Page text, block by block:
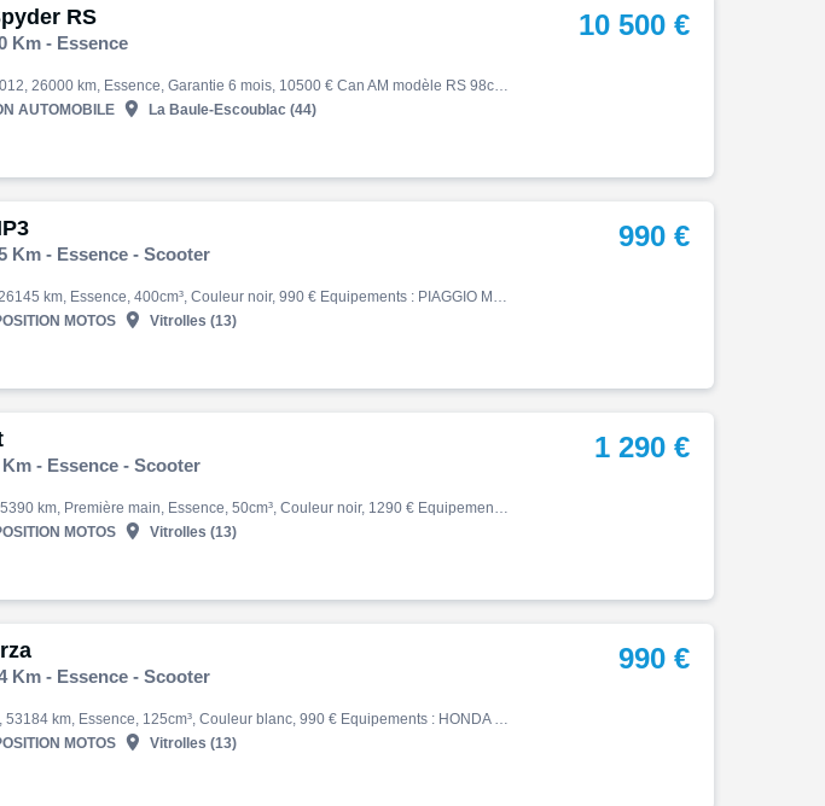
RS
Km - Essence
Spyder rs, 04/2012, 26000 km, Essence, Garantie 6 mois, 10500 € Can AM modèle RS 98ch, moteur Rotax 998cc3, boite manuelle + Remorque et topcase. 1ère main Française, d'avril 2012 totalisant 26000km d'origine, 3 pare-brise Batterie neuve, entretien concession pour la vente
AUTOMOBILE  La Baule-Escoublac (44)
10 500 €
Km - Essence - Scooter
Mp3, 12/2009, 26145 km, Essence, 400cm³, Couleur noir, 990 € Equipements : PIAGGIO MP3 400 RL PERMIS MOTO ! Scooter 3 roues en bon état mécanique Roll lock en défaut Prévoir remise en état avant contrôle technique Réf 64360 Groupe BIKE ECO - POLE POSITION MOTO & PROVENCE MOTO CA…
MOTOS  Vitrolles (13)
990 €
Km - Essence - Scooter
Orbit, 12/2023, 5390 km, Première main, Essence, 50cm³, Couleur noir, 1290 € Equipements : Scooter Sym Orbit II 50 - Consommables ok - Rien à prévoir - 1er main - Moteur 4 temps - Garantie 6 mois - Paiement CB jusqu'à 12X possible zip, kisbee, nitro, stunt, booster, bws ,1ère ma…
MOTOS  Vitrolles (13)
1 290 €
Km - Essence - Scooter
Forza, 08/2019, 53184 km, Essence, 125cm³, Couleur blanc, 990 € Equipements : HONDA 125 FORZA Scooter vendu en procédure RSV suite retour de vol Pour garage ou export Faisceau endommagé 2 bips disponibles Réf 65023 Groupe BIKE ECO - POLE POSITION MOTO & PROVENCE MOTO CASSE Véhic…
MOTOS  Vitrolles (13)
990 €